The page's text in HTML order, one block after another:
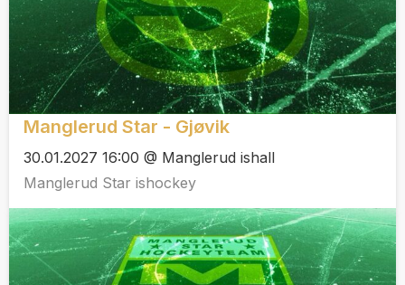
Manglerud Star - Gjøvik
30.01.2027 16:00 @ Manglerud ishall
Manglerud Star ishockey